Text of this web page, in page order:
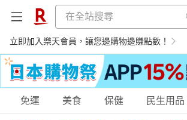
立即加入樂天會員，讓您邊購物邊賺點數！
購物網分類
免運 美食 保健 民生用品